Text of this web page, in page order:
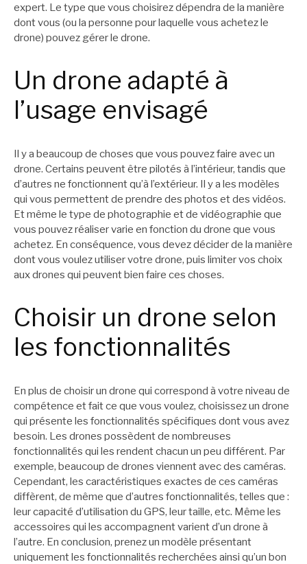
expert. Le type que vous choisirez dépendra de la manière
dont vous (ou la personne pour laquelle vous achetez le
drone) pouvez gérer le drone.
Un drone adapté à
l’usage envisagé
Il y a beaucoup de choses que vous pouvez faire avec un
drone. Certains peuvent être pilotés à l’intérieur, tandis que
d’autres ne fonctionnent qu’à l’extérieur. Il y a les modèles
qui vous permettent de prendre des photos et des vidéos.
Et même le type de photographie et de vidéographie que
vous pouvez réaliser varie en fonction du drone que vous
achetez. En conséquence, vous devez décider de la manière
dont vous voulez utiliser votre drone, puis limiter vos choix
aux drones qui peuvent bien faire ces choses.
Choisir un drone selon
les fonctionnalités
En plus de choisir un drone qui correspond à votre niveau de
compétence et fait ce que vous voulez, choisissez un drone
qui présente les fonctionnalités spécifiques dont vous avez
besoin. Les drones possèdent de nombreuses
fonctionnalités qui les rendent chacun un peu différent. Par
exemple, beaucoup de drones viennent avec des caméras.
Cependant, les caractéristiques exactes de ces caméras
diffèrent, de même que d’autres fonctionnalités, telles que :
leur capacité d’utilisation du GPS, leur taille, etc. Même les
accessoires qui les accompagnent varient d’un drone à
l’autre. En conclusion, prenez un modèle présentant
uniquement les fonctionnalités recherchées ainsi qu’un bon